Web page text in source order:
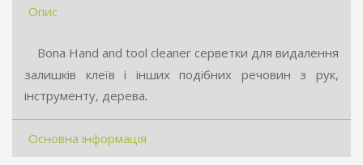
Опис
Bona Hand and tool cleaner серветки для видалення
залишків клеїв і інших подібних речовин з рук,
інструменту, дерева.
Основна інформація